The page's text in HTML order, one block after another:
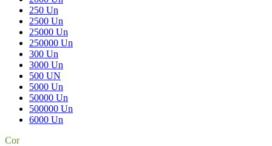
250 Un
2500 Un
25000 Un
250000 Un
300 Un
3000 Un
500 UN
5000 Un
50000 Un
500000 Un
6000 Un
Cor